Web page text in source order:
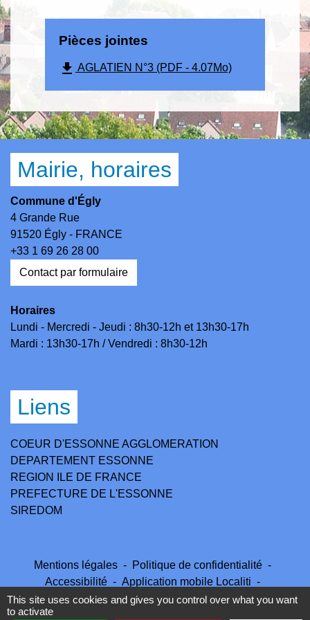
Pièces jointes
file_download AGLATIEN N°3 (PDF - 4.07Mo)
Mairie, horaires
Commune d'Égly
4 Grande Rue
91520 Égly - FRANCE
+33 1 69 26 28 00
Contact par formulaire
Horaires
Lundi - Mercredi - Jeudi : 8h30-12h et 13h30-17h
Mardi : 13h30-17h / Vendredi : 8h30-12h
Liens
COEUR D'ESSONNE AGGLOMERATION
DEPARTEMENT ESSONNE
REGION ILE DE FRANCE
PREFECTURE DE L'ESSONNE
SIREDOM
Mentions légales - Politique de confidentialité -
Accessibilité - Application mobile Localiti -
Plan du site - Gestion des cookies
This site uses cookies and gives you control over what you want
to activate